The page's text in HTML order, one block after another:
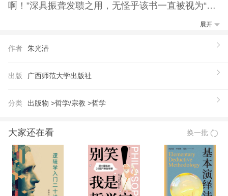
啊！”深具振聋发聩之用，无怪乎该书一直被视为“科
朱光潜（1897-1986），安徽桐城人，著名美术家、
之一。主要著作有《文艺心理学》、《悲剧心理
《谈修养》、《谈美》、《诗论》、《谈文学》等。
展开
作者 朱光潜
出版 广西师范大学出版社
分类 出版物 >哲学/宗教 >哲学
大家还在看 换一批